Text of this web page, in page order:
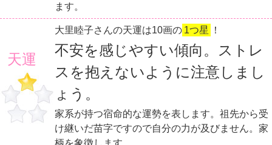
ます。
天運
大里睦子さんの天運は10画の 1つ星 ！
不安を感じやすい傾向。ストレ
スを抱えないように注意しまし
ょう。
家系が持つ宿命的な運勢を表します。祖先から受
け継いだ苗字ですので自分の力が及びません。家
柄を象徴します。